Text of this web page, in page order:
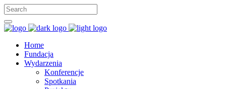
Home
Fundacja
Wydarzenia
Konferencje
Spotkania